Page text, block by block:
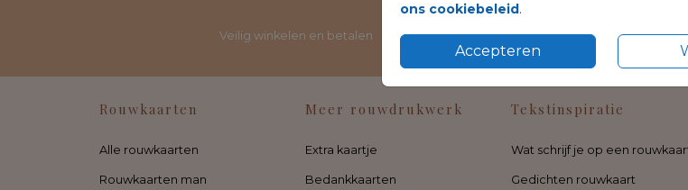
ons cookiebeleid.
Accepteren
Veilig winkelen en betalen
Rouwkaarten
Alle rouwkaarten
Rouwkaarten man
Meer rouwdrukwerk
Extra kaartje
Bedankkaarten
Tekstinspiratie
Wat schrijf je op een
Gedichten rouwkaart